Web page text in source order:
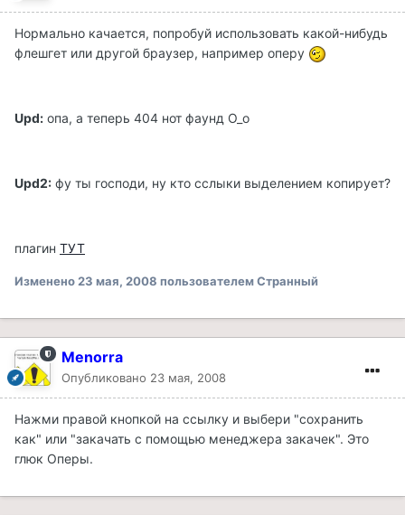
Нормально качается, попробуй использовать какой-нибудь
флешгет или другой браузер, например оперу
Upd: опа, а теперь 404 нот фаунд О_о
Upd2: фу ты господи, ну кто сслыки выделением копирует?
плагин ТУТ
Изменено 23 мая, 2008 пользователем Странный
Menorra
Опубликовано 23 мая, 2008
Нажми правой кнопкой на ссылку и выбери "сохранить
как" или "закачать с помощью менеджера закачек". Это
глюк Оперы.